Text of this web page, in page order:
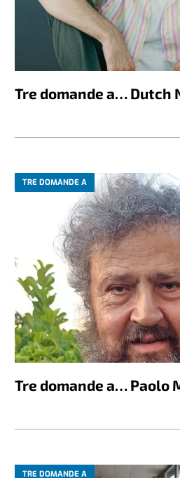
Tre domande a… Dutch
TRE DOMANDE A
Tre domande a… Paolo
TRE DOMANDE A